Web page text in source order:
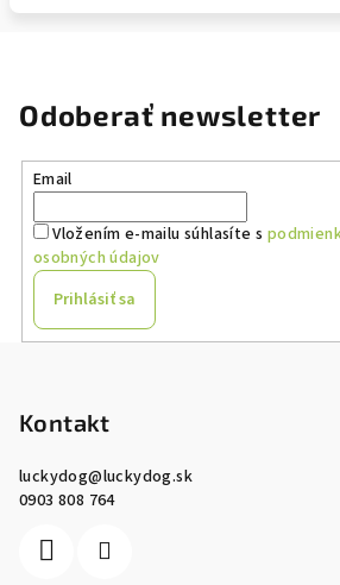
Odoberať newsletter
Email
Vložením e-mailu súhlasíte s
osobných údajov
Prihlásiť sa
Kontakt
luckydog@luckydog.sk
0903 808 764